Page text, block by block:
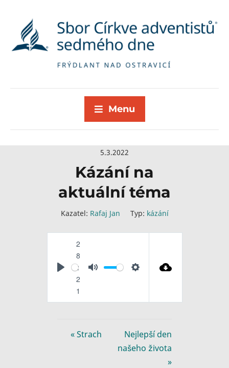
Menu
5.3.2022
Kázání na
aktuální téma
Kazatel: Rafaj Jan Typ: kázání
P
2
8
:
2
1
M
S
n
g
« Strach
Nejlepší den
našeho života
»